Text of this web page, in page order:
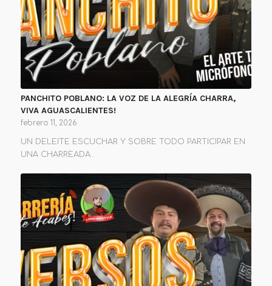
PANCHITO POBLANO: LA VOZ DE LA ALEGRÍA CHARRA,
VIVA AGUASCALIENTES!
febrero 11, 2026
UN DELEITE ESCUCHAR Y SOBRE TODO PARTICIPAR EN
UNA CHARREADA…